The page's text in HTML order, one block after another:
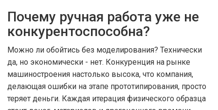
Почему ручная работа уже не
конкурентоспособна?
Можно ли обойтись без моделирования? Технически
да, но экономически - нет. Конкуренция на рынке
машиностроения настолько высока, что компания,
делающая ошибки на этапе прототипирования, просто
теряет деньги. Каждая итерация физического образца